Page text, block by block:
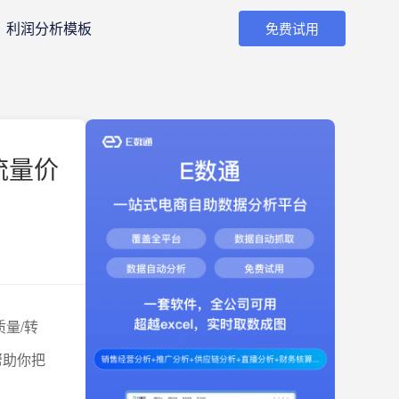
利润分析模板 免费试用
量价
量/转
你把